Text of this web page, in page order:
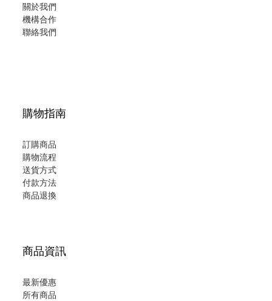
關於我們
機構合作
聯絡我們
購物指南
訂購商品
購物流程
送貨方式
付款方法
商品退換
商品資訊
最新優惠
所有商品